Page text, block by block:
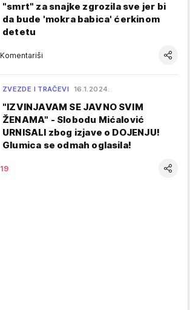
"smrt" za snajke zgrozila sve jer bi
da bude 'mokra babica' ćerkinom
detetu
Komentariši
ZVEZDE I TRAČEVI 16.1.2024.
"IZVINJAVAM SE JAVNO SVIM
ŽENAMA" - Slobodu Mićalović
URNISALI zbog izjave o DOJENJU!
Glumica se odmah oglasila!
19